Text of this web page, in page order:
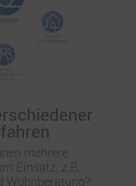
mehrere
Einsatz, z.B.
Wohnberatung?